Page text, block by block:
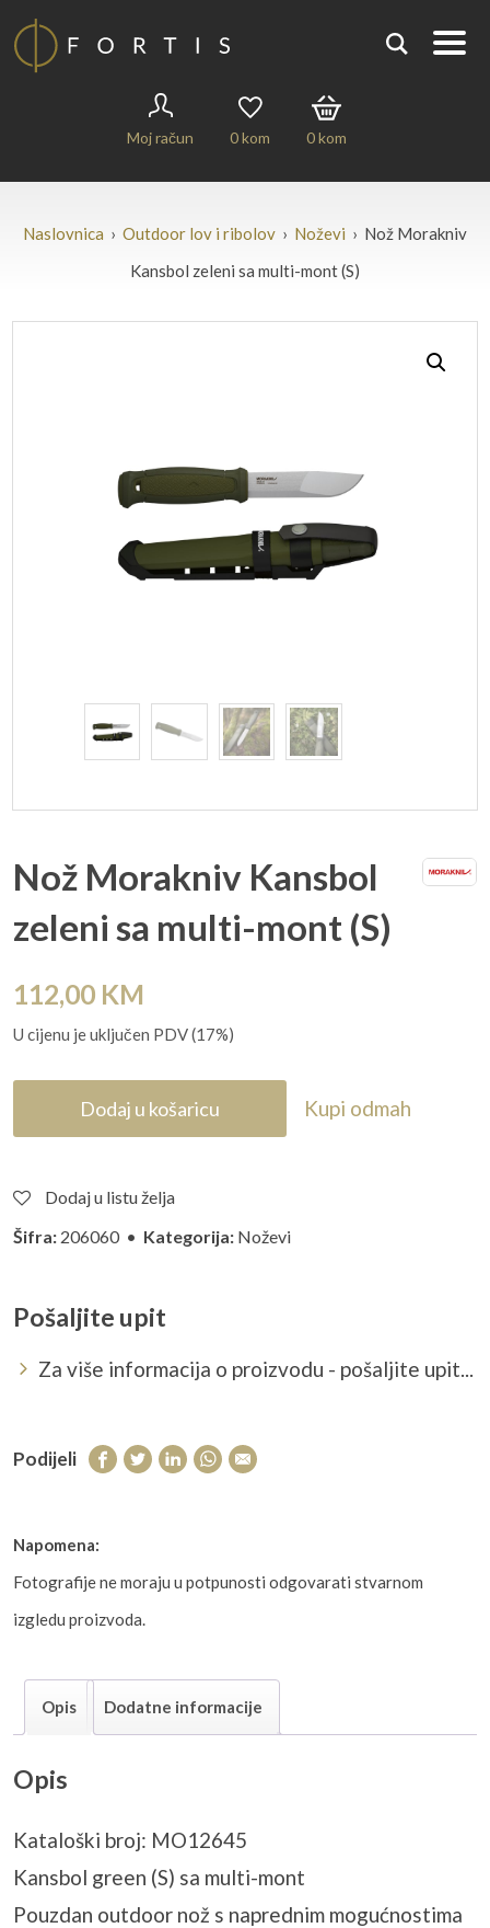
Moj račun 0kom 0kom
Naslovnica › Outdoor lov i ribolov › Noževi › Nož Morakniv
Kansbol zeleni sa multi-mont (S)
Nož Morakniv Kansbol
zeleni sa multi-mont (S)
112,00 KM
U cijenu je uključen PDV (17%)
Dodaj u košaricu Kupi odmah
Dodaj u listu želja
Šifra: 206060 • Kategorija: Noževi
Pošaljite upit
Za više informacija o proizvodu - pošaljite upit...
Podijeli
Napomena:
Fotografije ne moraju u potpunosti odgovarati stvarnom
izgledu proizvoda.
Opis Dodatne informacije
Opis
Kataloški broj: MO12645
Kansbol green (S) sa multi-mont
Pouzdan outdoor nož s naprednim mogućnostima